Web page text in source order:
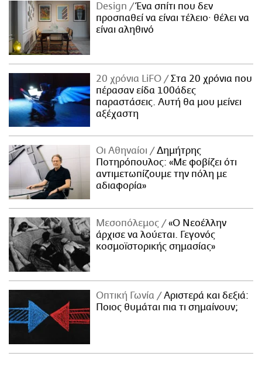
Design
Ένα σπίτι που δεν
προσπαθεί να είναι τέλειο· θέλει να
είναι αληθινό
20 χρόνια LiFO
Στα 20 χρόνια που
πέρασαν είδα 100άδες
παραστάσεις. Αυτή θα μου μείνει
αξέχαστη
Οι Αθηναίοι
Δημήτρης
Ποτηρόπουλος: «Με φοβίζει ότι
αντιμετωπίζουμε την πόλη με
αδιαφορία»
Μεσοπόλεμος
«Ο Νεοέλλην
άρχισε να λούεται. Γεγονός
κοσμοϊστορικής σημασίας»
Οπτική Γωνία
Αριστερά και δεξιά:
Ποιος θυμάται πια τι σημαίνουν;